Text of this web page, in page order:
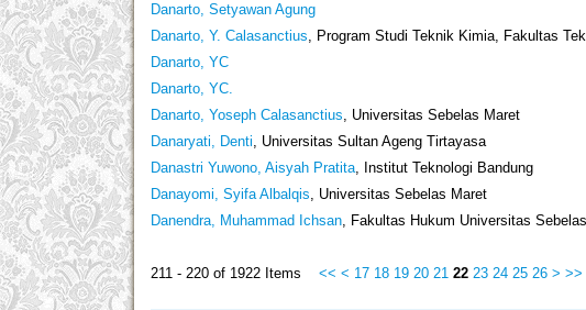
Danarto, Setyawan Agung
Danarto, Y. Calasanctius, Program Studi Teknik Kimia, Fakultas
Danarto, YC
Danarto, YC.
Danarto, Yoseph Calasanctius, Universitas Sebelas Maret
Danaryati, Denti, Universitas Sultan Ageng Tirtayasa
Danastri Yuwono, Aisyah Pratita, Institut Teknologi Bandung
Danayomi, Syifa Albalqis, Universitas Sebelas Maret
Danendra, Muhammad Ichsan, Fakultas Hukum Universitas
211 - 220 of 1922 Items << < 17 18 19 20 21 22 23 24 25 26 > >>